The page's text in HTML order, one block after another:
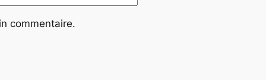
commentaire.